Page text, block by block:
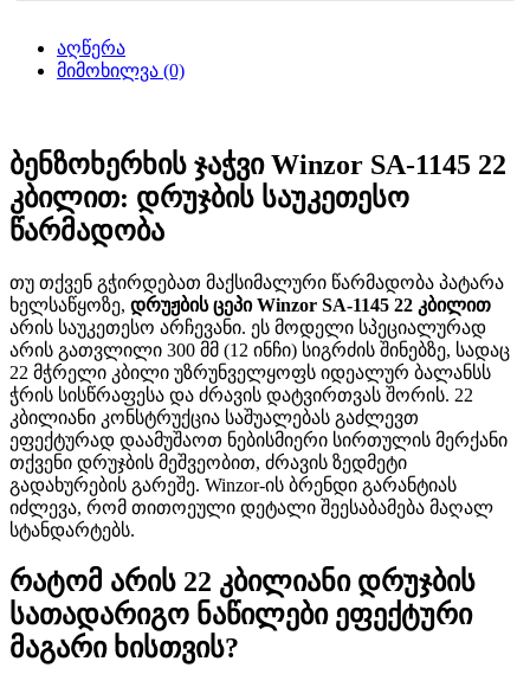
აღწერა
მიმოხილვა (0)
ბენზოხერხის ჯაჭვი Winzor SA-1145 22
კბილით: დრუჯბის საუკეთესო
წარმადობა
თუ თქვენ გჭირდებათ მაქსიმალური წარმადობა პატარა
ხელსაწყოზე, დრუჟბის ცეპი Winzor SA-1145 22 კბილით
არის საუკეთესო არჩევანი. ეს მოდელი სპეციალურად
არის გათვლილი 300 მმ (12 ინჩი) სიგრძის შინებზე, სადაც
22 მჭრელი კბილი უზრუნველყოფს იდეალურ ბალანსს
ჭრის სისწრაფესა და ძრავის დატვირთვას შორის. 22
კბილიანი კონსტრუქცია საშუალებას გაძლევთ
ეფექტურად დაამუშაოთ ნებისმიერი სირთულის მერქანი
თქვენი დრუჯბის მეშვეობით, ძრავის ზედმეტი
გადახურების გარეშე. Winzor-ის ბრენდი გარანტიას
იძლევა, რომ თითოეული დეტალი შეესაბამება მაღალ
სტანდარტებს.
რატომ არის 22 კბილიანი დრუჯბის
სათადარიგო ნაწილები ეფექტური
მაგარი ხისთვის?